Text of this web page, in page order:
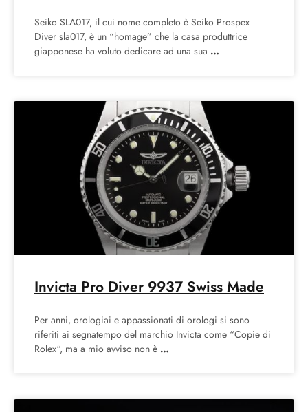
Seiko SLA017, il cui nome completo è Seiko Prospex
Diver sla017, è un “homage” che la casa produttrice
giapponese ha voluto dedicare ad una sua
Invicta Pro Diver 9937 Swiss Made
Per anni, orologiai e appassionati di orologi si sono
riferiti ai segnatempo del marchio Invicta come “Copie di
Rolex“, ma a mio avviso non è